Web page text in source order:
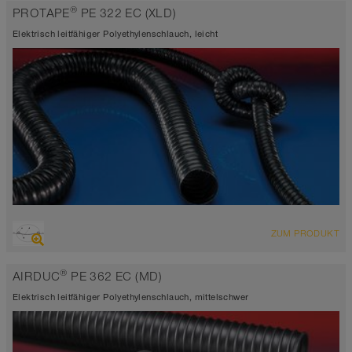
Ø bis 1.000 mm
-35°C bis 80°C
PROTAPE® PE 322 EC (XLD)
Elektrisch leitfähiger Polyethylenschlauch, leicht
Saugschlauch + Druckschlauch
hoch chemikalienbeständig
Wandstärke 0,3mm
-35°C bis 80°C
ZUM PRODUKT
AIRDUC® PE 362 EC (MD)
Elektrisch leitfähiger Polyethylenschlauch, mittelschwer